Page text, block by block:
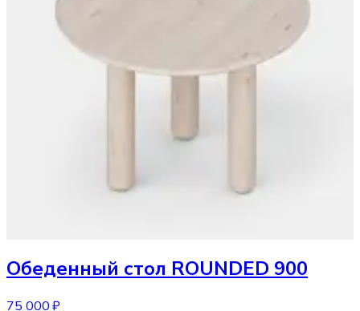
Обеденный стол ROUNDED 900
75 000 ₽